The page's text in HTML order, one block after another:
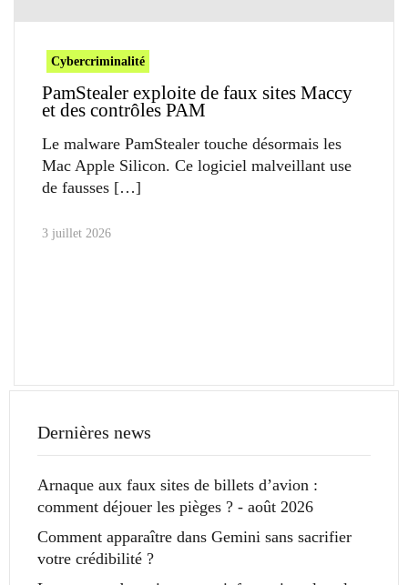
Cybercriminalité
PamStealer exploite de faux sites Maccy
et des contrôles PAM
Le malware PamStealer touche désormais les
Mac Apple Silicon. Ce logiciel malveillant use
de fausses
3 juillet 2026
Dernières news
Arnaque aux faux sites de billets d’avion :
comment déjouer les pièges ? - août 2026
Comment apparaître dans Gemini sans sacrifier
votre crédibilité ?